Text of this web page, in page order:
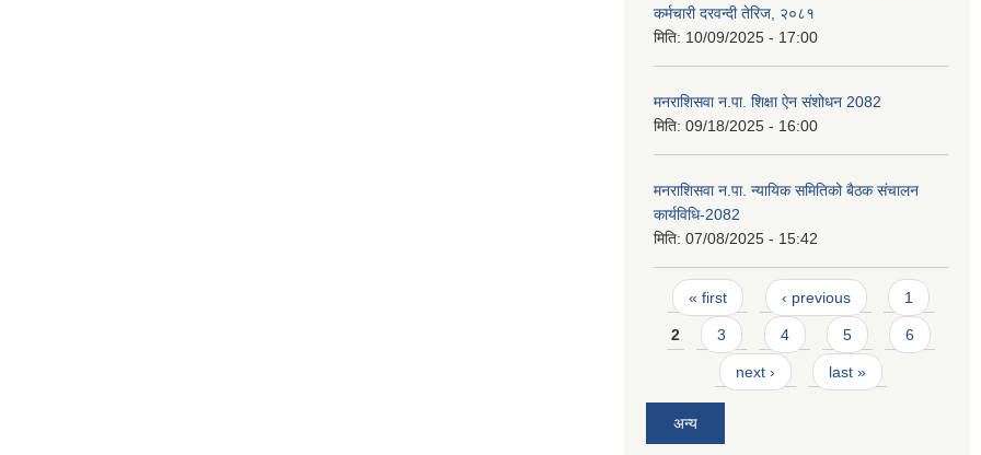
कर्मचारी दरवन्दी तेरिज, २०८१
मिति: 10/09/2025 - 17:00
मनराशिसवा न.पा. शिक्षा ऐन संशोधन 2082
मिति: 09/18/2025 - 16:00
मनराशिसवा न.पा. न्यायिक समितिको बैठक संचालन
कार्यविधि-2082
मिति: 07/08/2025 - 15:42
Pages
« first ‹ previous 1
2 3 4 5 6
next › last »
अन्य